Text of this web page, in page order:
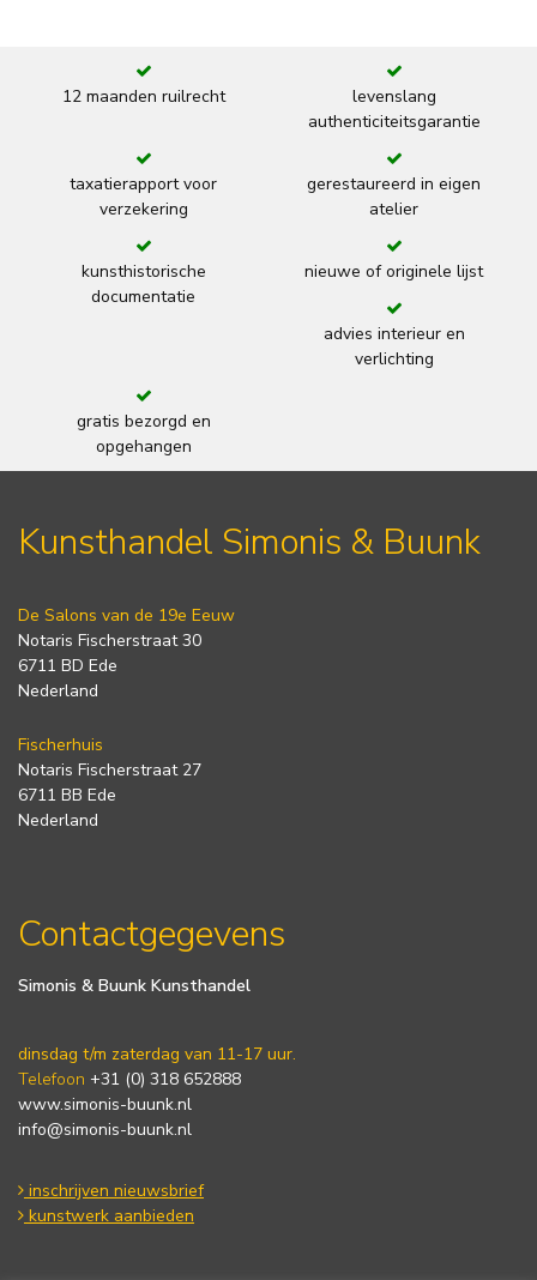
12 maanden ruilrecht
levenslang
authenticiteitsgarantie
taxatierapport voor
verzekering
gerestaureerd in eigen
atelier
kunsthistorische
documentatie
nieuwe of originele lijst
advies interieur en
verlichting
gratis bezorgd en
opgehangen
Kunsthandel Simonis & Buunk
De Salons van de 19e Eeuw
Notaris Fischerstraat 30
6711 BD Ede
Nederland
Fischerhuis
Notaris Fischerstraat 27
6711 BB Ede
Nederland
Contactgegevens
Simonis & Buunk Kunsthandel
dinsdag t/m zaterdag van 11-17 uur.
Telefoon +31 (0) 318 652888
www.simonis-buunk.nl
info@simonis-buunk.nl
inschrijven nieuwsbrief
kunstwerk aanbieden